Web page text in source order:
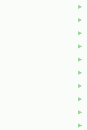
►
►
►
►
►
►
►
►
►
►